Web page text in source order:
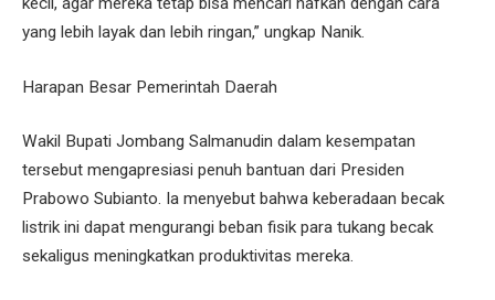
yang lebih layak dan lebih ringan,” ungkap Nanik.
Harapan Besar Pemerintah Daerah
Wakil Bupati Jombang Salmanudin dalam kesempatan
tersebut mengapresiasi penuh bantuan dari Presiden
Prabowo Subianto. Ia menyebut bahwa keberadaan becak
listrik ini dapat mengurangi beban fisik para tukang becak
sekaligus meningkatkan produktivitas mereka.